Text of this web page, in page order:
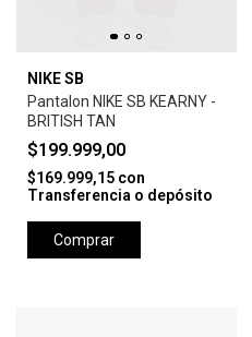
NIKE SB
Pantalon NIKE SB KEARNY -
BRITISH TAN
$199.999,00
$169.999,15 con
Transferencia o depósito
Comprar